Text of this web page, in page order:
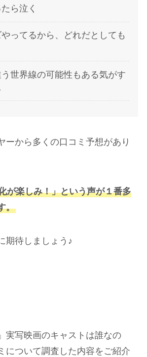
ら泣く
ってるから、どれだとしても
世界線の可能性もある気がす
ーから多くの口コミ予想があり
が楽しみ！」という声が１番多
。
期待しましょう♪
実写映画のキャストは誰なの
について調査した内容をご紹介